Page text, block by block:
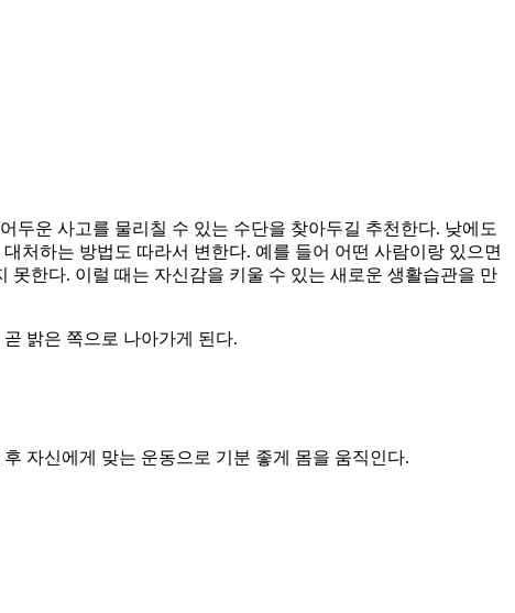
두운 사고를 물리칠 수 있는 수단을 찾아두길 추천한다. 낮에도
처하는 방법도 따라서 변한다. 예를 들어 어떤 사람이랑 있으면
한다. 이럴 때는 자신감을 키울 수 있는 새로운 생활습관을 만
밝은 쪽으로 나아가게 된다.
자신에게 맞는 운동으로 기분 좋게 몸을 움직인다.